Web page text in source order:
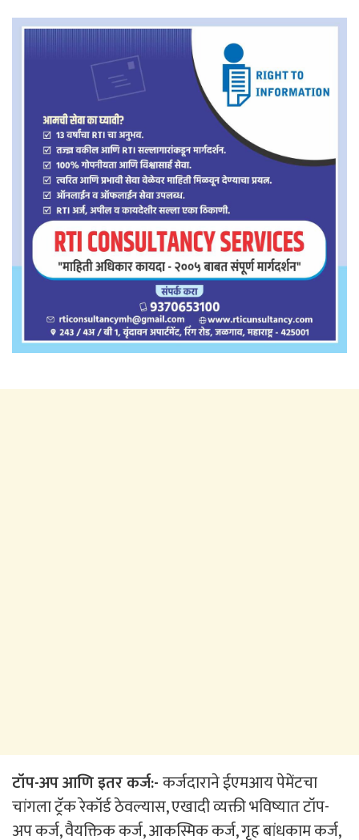
टॉप-अप आणि इतर कर्ज:-कर्जदाराने ईएमआय पेमेंटचा
चांगला ट्रॅक रेकॉर्ड ठेवल्यास, एखादी व्यक्ती भविष्यात टॉप-
अप कर्ज, वैयक्तिक कर्ज, आकस्मिक कर्ज, गृह बांधकाम कर्ज,